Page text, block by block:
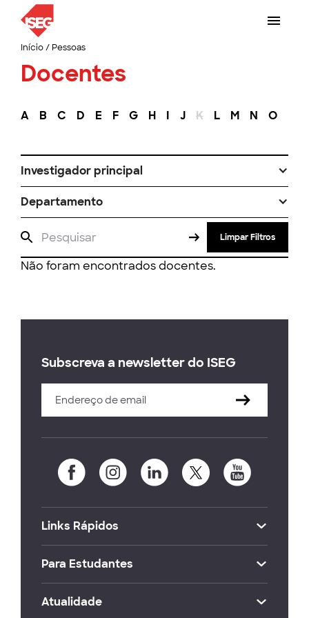
Início/ Pessoas
Docentes
A B C D E F G H I J K L M N O
Investigador principal
Departamento
Limpar Filtros
Não foram encontrados docentes.
Subscreva a newsletter do ISEG
Links Rápidos
Para Estudantes
Atualidade